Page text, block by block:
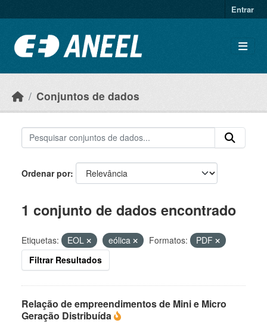
Entrar
Conjuntos de dados
Ordenar por
1 conjunto de dados encontrado
Etiquetas: EOL eólica Formatos:
PDF
Filtrar Resultados
Relação de empreendimentos de Mini e Micro
Geração Distribuída